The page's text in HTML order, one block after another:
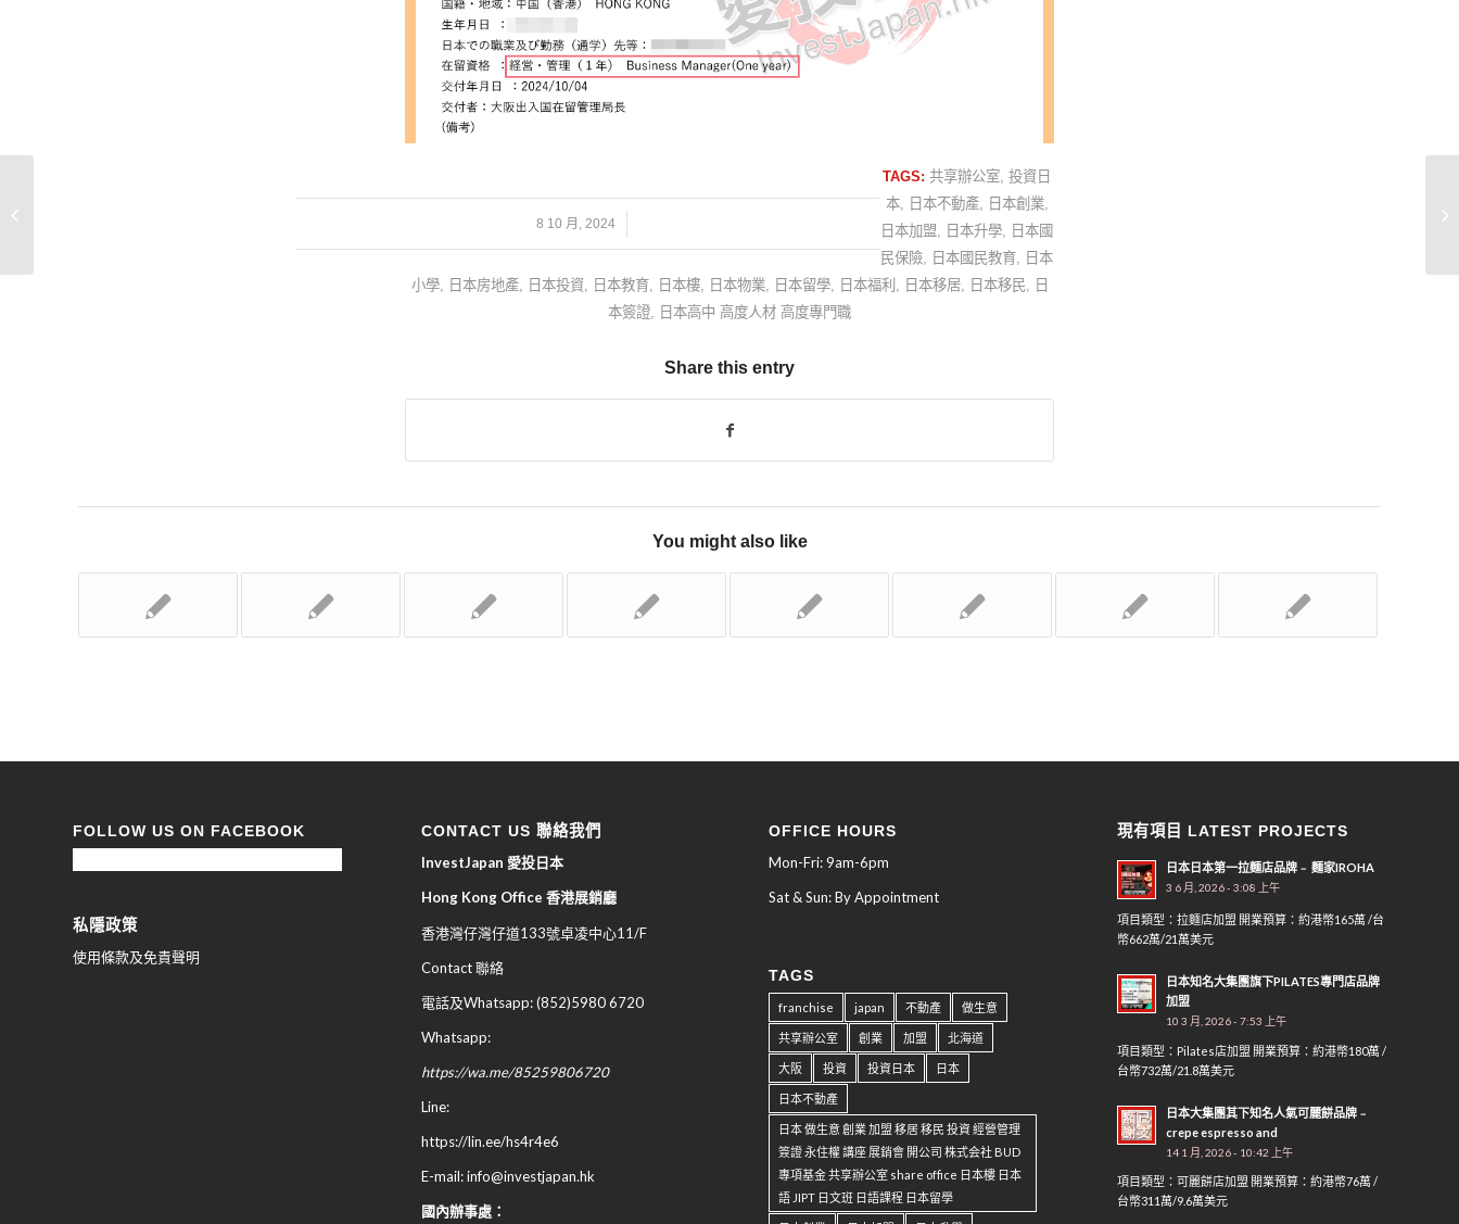
8 10 月, 2024
/
TAGS: 共享辦公室,投資日
本, 日本不動產, 日本創業,
日本加盟, 日本升學, 日本國
民保險, 日本國民教育, 日本
小學, 日本房地產, 日本投資, 日本教育, 日本樓, 日本物業, 日本留學, 日本福利 , 日本移居, 日本移民, 日
本簽證, 日本高中 高度人材 高度專門職
Share this entry
You might also like
FOLLOW US ON FACEBOOK
私隱政策
使用條款及免責聲明
CONTACT US 聯絡我們
InvestJapan 愛投日本
Hong Kong Office 香港展銷廳
香港灣仔灣仔道133號卓凌中心11/F
Contact 聯絡
電話及Whatsapp: (852)5980 6720
Whatsapp:
https://wa.me/85259806720
Line:
https://lin.ee/hs4r4e6
E-mail: info@investjapan.hk
國內辦事處：
OFFICE HOURS
Mon-Fri: 9am-6pm
Sat & Sun: By Appointment
TAGS
franchise japan 不動產 做生意
共享辦公室 創業 加盟 北海道
大阪 投資 投資日本 日本
日本不動產
日本 做生意 創業 加盟 移居 移民 投資 經營管理
簽證 永住權 講座 展銷會 開公司 株式会社 BUD
專項基金 共享辦公室 share office 日本樓 日本
語 JIPT 日文班 日語課程 日本留學
現有項目 LATEST PROJECTS
日本日本第一拉麵店品牌﹣ 麵家IROHA
3 6 月, 2026 - 3:08 上午
項目類型：拉麵店加盟 開業預算：約港幣165萬 /台
幣662萬/21萬美元
日本知名大集團旗下PILATES專門店品牌
加盟
10 3 月, 2026 - 7:53 上午
項目類型：Pilates店加盟 開業預算：約港幣180萬 /
台幣732萬/21.8萬美元
日本大集團其下知名人氣可麗餅品牌﹣
crepe espresso and
14 1 月, 2026 - 10:42 上午
項目類型：可麗餅店加盟 開業預算：約港幣76萬 /
台幣311萬/9.6萬美元